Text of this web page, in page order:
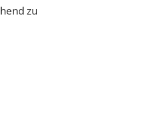
zu